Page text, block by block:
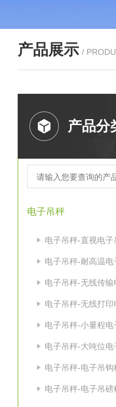
产品展示 /
产品分
电子吊秤
电子吊秤-直视电子
电子吊秤-耐高温电
电子吊秤-无线传输
电子吊秤-无线打印
电子吊秤-小量程电
电子吊秤-大吨位电
电子吊秤-电子吊钩
电子吊秤-电子吊磅